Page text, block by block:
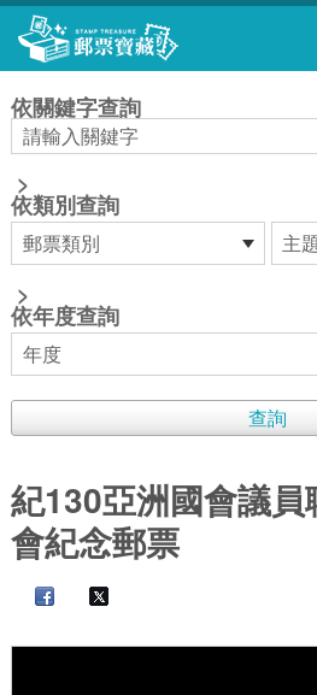
跳到主要內容區塊
依關鍵字查詢
>
依類別查詢
>
依年度查詢
紀130亞洲國會議
會紀念郵票